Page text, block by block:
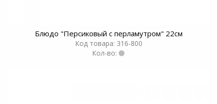
Блюдо "Персиковый с перламутром" 22см
Код товара: 316-800
Кол-во: